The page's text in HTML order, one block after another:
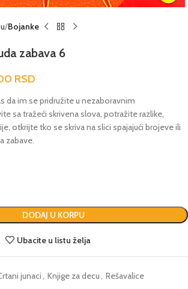
Bojanke
zabava 6
RSD
da im se pridružite u nezaboravnim
sa tražeći skrivena slova, potražite razlike,
otkrijte tko se skriva na slici spajajući brojeve ili
zabave.
DODAJ U KORPU
Ubacite u listu želja
junaci, Knjige za decu, Rešavalice